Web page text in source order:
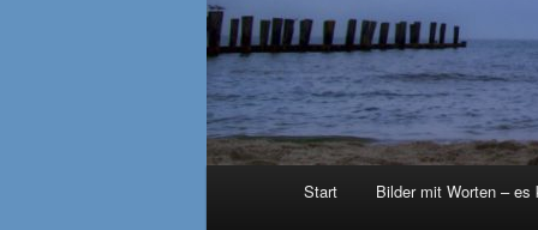
Start Bilder mit Worten –